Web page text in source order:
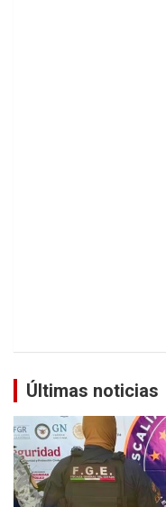
Últimas noticias